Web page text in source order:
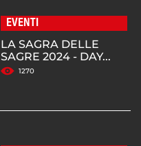
EVENTI
LA SAGRA DELLE
SAGRE 2024 - DAY...
1270